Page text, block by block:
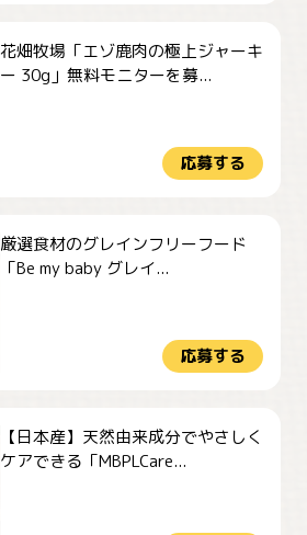
花畑牧場「エゾ鹿肉の極上ジャーキ
ー 30g」無料モニターを募...
応募する
厳選食材のグレインフリーフード
「Be my baby グレイ...
応募する
【日本産】天然由来成分でやさしく
ケアできる「MBPLCare...